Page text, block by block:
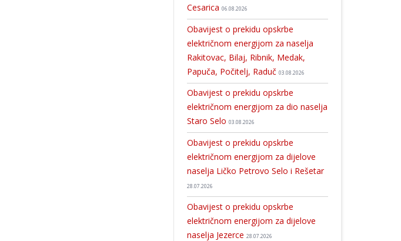
Cesarica 06.08.2026
Obavijest o prekidu opskrbe
električnom energijom za naselja
Rakitovac, Bilaj, Ribnik, Medak,
Papuča, Počitelj, Raduč 03.08.2026
Obavijest o prekidu opskrbe
električnom energijom za dio naselja
Staro Selo 03.08.2026
Obavijest o prekidu opskrbe
električnom energijom za dijelove
naselja Ličko Petrovo Selo i Rešetar
28.07.2026
Obavijest o prekidu opskrbe
električnom energijom za dijelove
naselja Jezerce 28.07.2026